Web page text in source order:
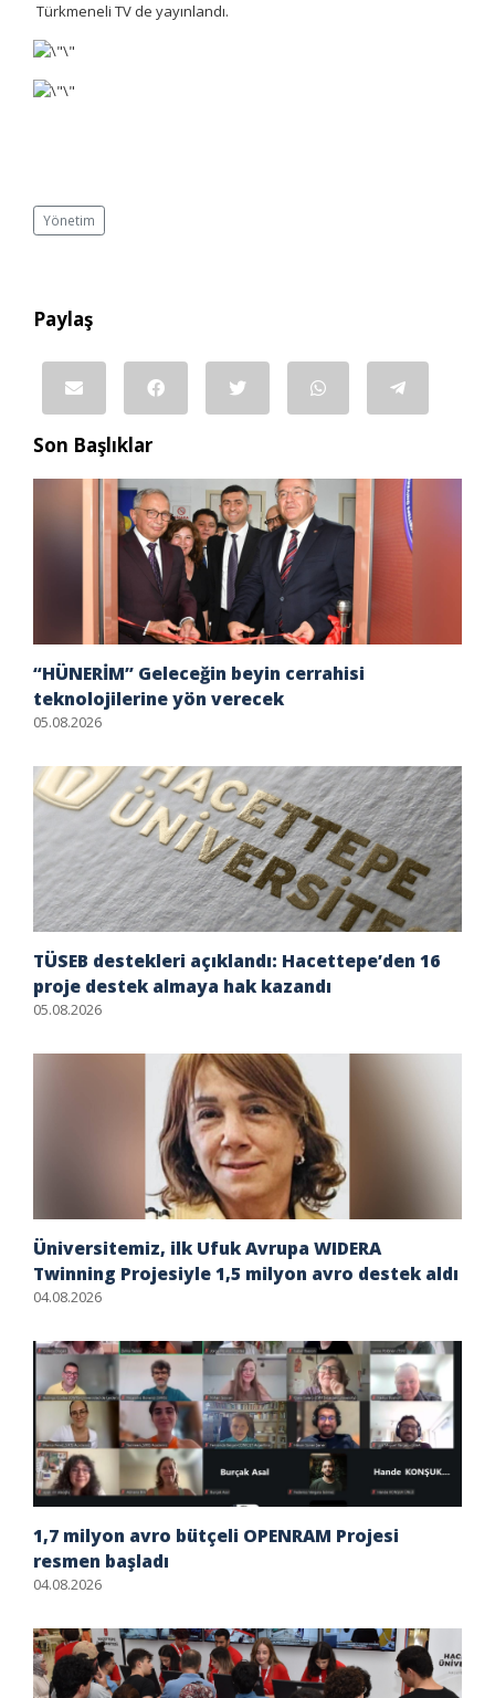
Türkmeneli TV de yayınlandı.
Yönetim
Paylaş
Son Başlıklar
“HÜNERİM” Geleceğin beyin cerrahisi
teknolojilerine yön verecek
05.08.2026
TÜSEB destekleri açıklandı: Hacettepe’den 16
proje destek almaya hak kazandı
05.08.2026
Üniversitemiz, ilk Ufuk Avrupa WIDERA
Twinning Projesiyle 1,5 milyon avro destek aldı
04.08.2026
1,7 milyon avro bütçeli OPENRAM Projesi
resmen başladı
04.08.2026